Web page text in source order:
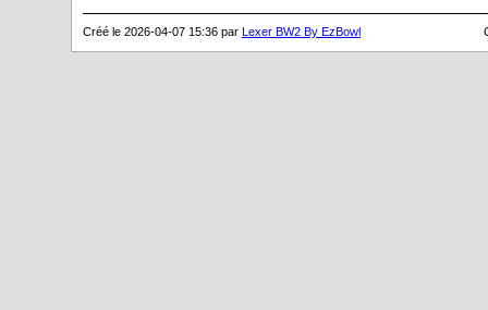
Créé le 2026-04-07 15:36 par Lexer BW2 By EzBowl